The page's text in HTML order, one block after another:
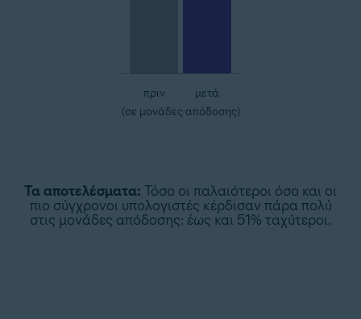
πριν
μετά
(σε μονάδες απόδοσης)
Τα αποτελέσματα: Τόσο οι παλαιότεροι όσο και οι
πιο σύγχρονοι υπολογιστές κέρδισαν πάρα πολύ
στις μονάδες απόδοσης: έως και 51% ταχύτεροι.